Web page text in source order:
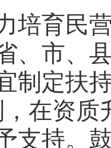
育民营
、市、
制定扶
在资
支持。